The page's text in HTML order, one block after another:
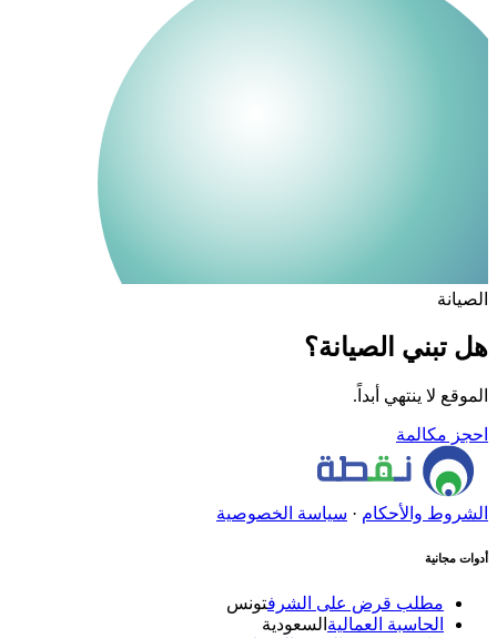
الصيانة
هل تبني الصيانة؟
الموقع لا ينتهي أبداً.
احجز مكالمة
الشروط والأحكام· سياسة الخصوصية
أدوات مجانية
مطلب قرض على الشرف تونس
الحاسبة العماليةالسعودية